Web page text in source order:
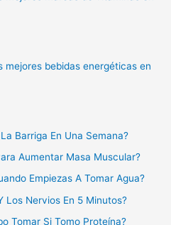
mejores bebidas energéticas en
Barriga En Una Semana?
Aumentar Masa Muscular?
Empiezas A Tomar Agua?
Los Nervios En 5 Minutos?
Tomar Si Tomo Proteína?